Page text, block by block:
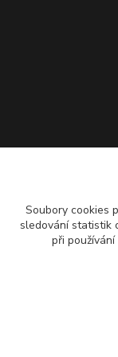
Soubory cookies
sledování statistik
při